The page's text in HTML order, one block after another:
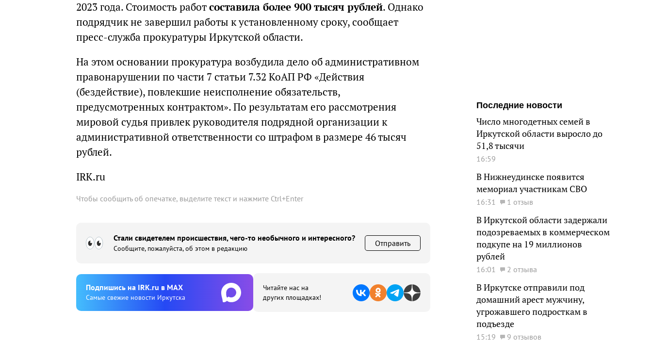
2023 года. Стоимость работсоставила более 900 тысяч рублей. Однако
подрядчик не завершил работы к установленному сроку, сообщает
пресс-служба прокуратуры Иркутской области.
На этом основании прокуратура возбудила дело об административном
правонарушении по части 7 статьи 7.32 КоАП РФ «Действия
(бездействие), повлекшие неисполнение обязательств,
предусмотренных контрактом». По результатам его рассмотрения
мировой судья привлек руководителя подрядной организации к
административной ответственности со штрафом в размере 46 тысяч
рублей.
IRK.ru
Чтобы сообщить об опечатке, выделите текст и нажмите Ctrl+Enter
Стали свидетелем происшествия, чего-то необычного и интересного?
Сообщите, пожалуйста, об этом в редакцию
Отправить
Подпишиcь на IRK.ru в MAX
Cамые свежие новости Иркутска
Читайте нас на
других площадках!
Последние новости
Число многодетных семей в
Иркутской области выросло до
51,8 тысячи
16:59
В Нижнеудинске появится
мемориал участникам СВО
16:31 1 отзыв
В Иркутской области задержали
подозреваемых в коммерческом
подкупе на 19 миллионов
рублей
16:01 2 отзыва
В Иркутске отправили под
домашний арест мужчину,
угрожавшего подросткам в
подъезде
15:19 9 отзывов